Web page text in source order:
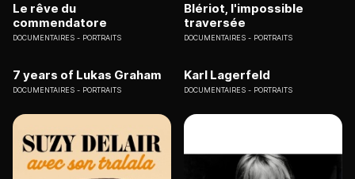
Le rêve du
commendatore
DOCUMENTAIRES PORTRAITS
Blériot, l'impossible
traversée
DOCUMENTAIRES PORTRAITS
7 years of Lukas Graham
DOCUMENTAIRES PORTRAITS
Karl Lagerfeld
DOCUMENTAIRES PORTRAITS